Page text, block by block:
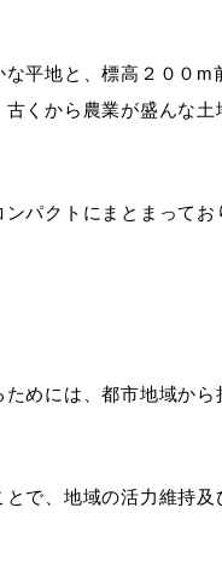
平地と、標高２００
くから農業が盛んな
パクトにまとまって
めには、都市地域か
で、地域の活力維持